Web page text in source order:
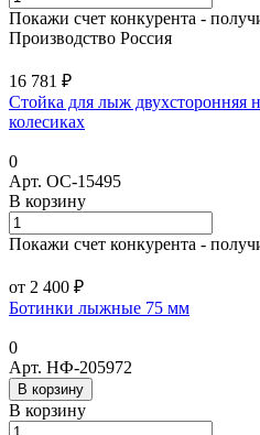
Покажи счет конкурента -
Производство Россия
16 781 ₽
Стойка для лыж двухсторонняя
колесиках
0
Арт. ОС-15495
В корзину
Покажи счет конкурента -
от 2 400 ₽
Ботинки лыжные 75 мм
0
Арт. НФ-205972
В корзину
В корзину